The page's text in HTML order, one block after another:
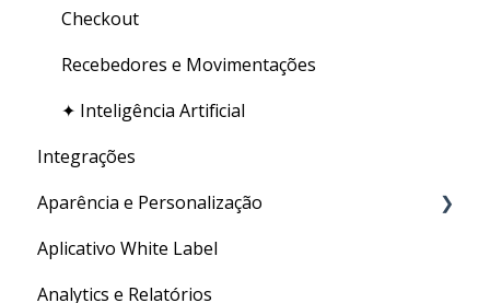
Certificado
Gestão de usuários
Checkout
Recebedores e Movimentações
✦ Inteligência Artificial
Integrações
Aparência e Personalização
URL Personalizada
Personalizações Gerais
Aplicativo White Label
Analytics e Relatórios